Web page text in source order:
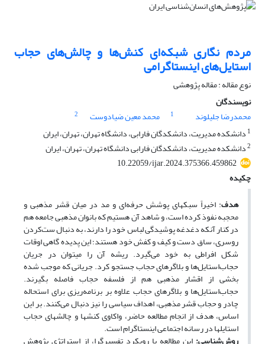
مردم نگاری شبکه‌ای کنش‌ها و چالش‌های حجاب
استایل‌های اینستاگرامی
نوع مقاله : مقاله پژوهشی
نویسندگان
محمدرضا جلیلوند
1 محمد معین ضیادوست
2
1 دانشکده مدیریت، دانشکدگان فارابی، دانشگاه تهران، تهران، ایران
2دانشکده مدیریت، دانشکدگان فارابی دانشگاه تهران، تهران، ایران
10.22059/ijar.2024.375366.459862
چکیده
هدف: اخیراً سبک­های پوشش حرفه‌ای و مد در میان قشر مذهبی و
محجبه نفوذ کرده است، و شاهد آن هستیم که بانوان مذهبی جامعه هم
در کنار آنکه دغدغه پوشیدگی لباس خود را دارند، به دنبال ست‌کردن
روسری، ساق دست و کیف و کفش خود هستند؛ این پدیده گاهی اوقات
شکل افراطی به خود می‌گیرد. ریشه‌ آن را می­توان در جریان
حجاب‌استایل‌ها و بلاگرهای حجاب جستجو کرد. جریانی که موجب شده
بخشی از اقشار مذهبی هم از فلسفه حجاب فاصله بگیرند.
حجاب‌استایل‌ها و بلاگرهای حجاب علاوه بر برنامه‌ریزی برای استحاله
چادر و حجاب قشر مذهبی، اهداف سیاسی را نیز دنبال می‌کنند. بر این
اساس، هدف از انجام مطالعه حاضر، واکاوی کنش­ها و چالش­های حجاب
استایل­ها در رسانه اجتماعی اینستاگرام است.